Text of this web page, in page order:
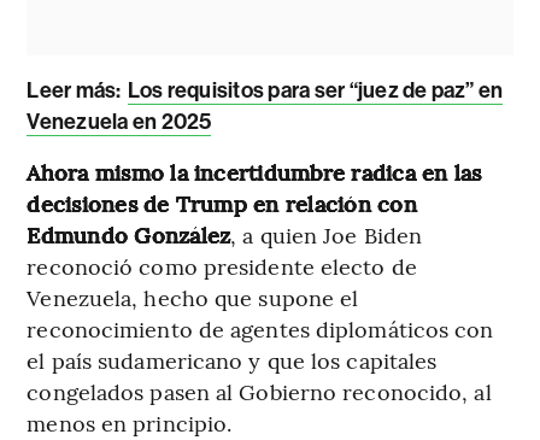
Leer más: Los requisitos para ser “juez de paz” en
Venezuela en 2025
Ahora mismo la incertidumbre radica en las
decisiones de Trump en relación con
Edmundo González, a quien Joe Biden
reconoció como presidente electo de
Venezuela, hecho que supone el
reconocimiento de agentes diplomáticos con
el país sudamericano y que los capitales
congelados pasen al Gobierno reconocido, al
menos en principio.